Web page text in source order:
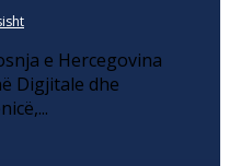
e Hercegovina
Digjitale dhe